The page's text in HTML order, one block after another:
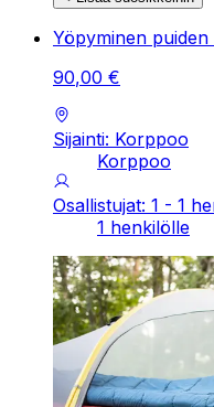
Yöpyminen
90,00 €
Sijainti: Korppoo
Korppoo
Osallistujat: 1 - 1
1 henkilölle